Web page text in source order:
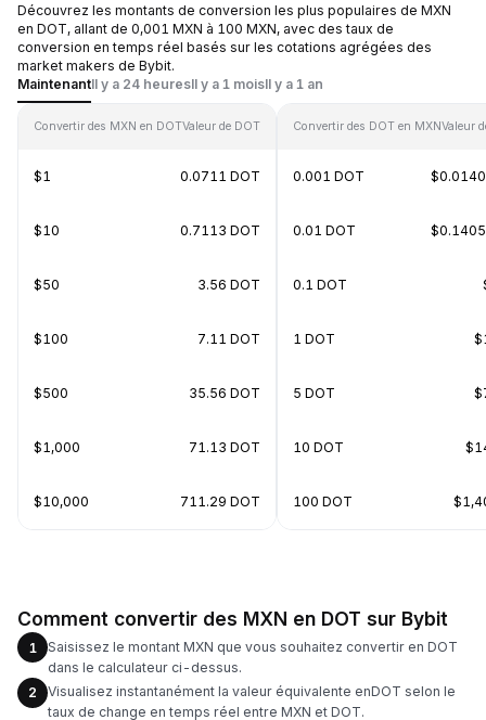
Découvrez les montants de conversion les plus populaires de MXN
en DOT, allant de 0,001 MXN à 100 MXN, avec des taux de
conversion en temps réel basés sur les cotations agrégées des
market makers de Bybit.
MaintenantIl y a 24 heuresIl y a 1 moisIl y a 1 an
Convertir des MXN en DOTValeur de DOT
$1 0.0711 DOT
$10 0.7113 DOT
$50 3.56 DOT
$100 7.11 DOT
$500 35.56 DOT
$1,000 71.13 DOT
$10,000 711.29 DOT
Convertir des DOT en MXNValeur
0.001 DOT
0.01 DOT
0.1 DOT
1 DOT
5 DOT
10 DOT
100 DOT
Comment convertir des MXN en DOT sur Bybit
1
Saisissez le montant MXN que vous souhaitez convertir en DOT
dans le calculateur ci-dessus.
2
Visualisez instantanément la valeur équivalente enDOT selon le
taux de change en temps réel entre MXN et DOT.